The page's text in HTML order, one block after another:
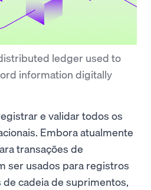
ledger used to
information digitally
e validar todos os
Embora atualmente
transações de
ser usados para registros
cadeia de suprimentos,